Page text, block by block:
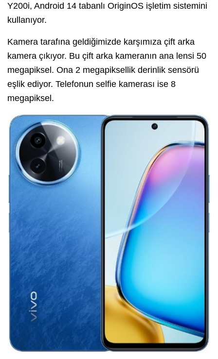
Y200i, Android 14 tabanlı OriginOS işletim sistemini
kullanıyor.
Kamera tarafına geldiğimizde karşımıza çift arka
kamera çıkıyor. Bu çift arka kameranın ana lensi 50
megapiksel. Ona 2 megapiksellik derinlik sensörü
eşlik ediyor. Telefonun selfie kamerası ise 8
megapiksel.